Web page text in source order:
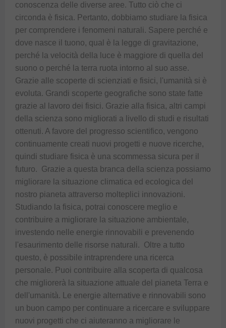
conoscenza delle diverse aree. Tutto ciò che ci
circonda è fisica. Pertanto, dobbiamo studiare la fisica
per comprendere i fenomeni naturali. Sapere perché e
dove nasce il tuono, qual è la legge di gravitazione,
perché la velocità della luce è maggiore di quella del
suono o perché la terra ruota intorno al suo asse.
Grazie alle scoperte di scienziati e fisici, l'umanità si è
evoluta. Grandi scoperte geografiche sono state fatte
grazie al lavoro dei fisici. Grazie alla fisica, altri campi
della scienza sono migliorati a livello di studi e risultati
ottenuti. A favore del progresso scientifico, vengono
continuamente creati nuovi progetti e nuove ricerche,
quindi studiare fisica è una scommessa sicura per il
futuro.  Grazie a questa branca della scienza possiamo
migliorare la situazione climatica ed ecologica del
nostro pianeta attraverso molteplici innovazioni.
Studiando la fisica, potrai conoscere meglio e
contribuire a migliorare la situazione ambientale,
investendo nelle energie rinnovabili e prevenendo
l'esaurimento delle risorse naturali.  Oltre a tutto
questo, è possibile intraprendere una ricerca
personale. Puoi contribuire alla scoperta di qualcosa
che migliorerà la situazione attuale del pianeta Terra e
dell'umanità. Le energie alternative e rinnovabili sono
un buon campo per continuare a ricercare e sviluppare
nuovi progetti che ci aiuteranno a migliorare le